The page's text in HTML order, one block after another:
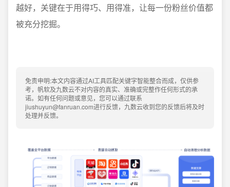
越好，关键在于用得巧、用得准，让每一份粉丝价值都
被充分挖掘。
免责申明:本文内容通过AI工具匹配关键字智能整合而成，仅供参
考，帆软及九数云不对内容的真实、准确或完整作任何形式的承
诺。如有任何问题或意见，您可以通过联系
jiushuyun@fanruan.com进行反馈，九数云收到您的反馈后将及时
处理并反馈。